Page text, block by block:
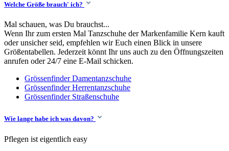
Welche Größe brauch' ich?
Mal schauen, was Du brauchst...
Wenn Ihr zum ersten Mal Tanzschuhe der Markenfamilie Kern kauft
oder unsicher seid, empfehlen wir Euch einen Blick in unsere
Größentabellen. Jederzeit könnt Ihr uns auch zu den Öffnungszeiten
anrufen oder 24/7 eine E-Mail schicken.
Grössenfinder Damentanzschuhe
Grössenfinder Herrentanzschuhe
Grössenfinder Straßenschuhe
Wie lange habe ich was davon?
Pflegen ist eigentlich easy